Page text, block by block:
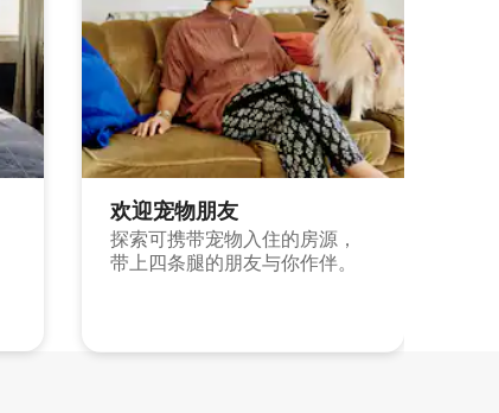
欢迎宠物朋友
探索可携带宠物入住的房源，
带上四条腿的朋友与你作伴。